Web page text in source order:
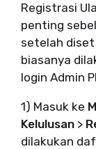
Registrasi
penting
setelah
biasanya
login Admin
1) Masuk ke
Kelulusan >
dilakukan